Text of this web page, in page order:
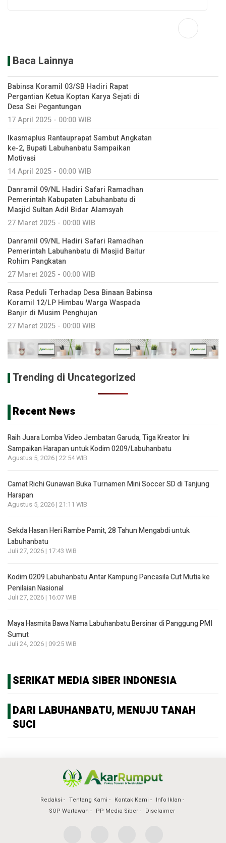
Baca Lainnya
Babinsa Koramil 03/SB Hadiri Rapat
Pergantian Ketua Koptan Karya Sejati di
Desa Sei Pegantungan
17 April 2025 - 00:00 WIB
Ikasmaplus Rantauprapat Sambut Angkatan
ke-2, Bupati Labuhanbatu Sampaikan
Motivasi
14 April 2025 - 00:00 WIB
Danramil 09/NL Hadiri Safari Ramadhan
Pemerintah Kabupaten Labuhanbatu di
Masjid Sultan Adil Bidar Alamsyah
27 Maret 2025 - 00:00 WIB
Danramil 09/NL Hadiri Safari Ramadhan
Pemerintah Labuhanbatu di Masjid Baitur
Rohim Pangkatan
27 Maret 2025 - 00:00 WIB
Rasa Peduli Terhadap Desa Binaan Babinsa
Koramil 12/LP Himbau Warga Waspada
Banjir di Musim Penghujan
27 Maret 2025 - 00:00 WIB
Trending di Uncategorized
Recent News
Raih Juara Lomba Video Jembatan Garuda, Tiga Kreator Ini
Sampaikan Harapan untuk Kodim 0209/Labuhanbatu
Agustus 5, 2026 | 22:54 WIB
Camat Richi Gunawan Buka Turnamen Mini Soccer SD di Tanjung
Harapan
Agustus 5, 2026 | 21:11 WIB
Sekda Hasan Heri Rambe Pamit, 28 Tahun Mengabdi untuk
Labuhanbatu
Juli 27, 2026 | 17:43 WIB
Kodim 0209 Labuhanbatu Antar Kampung Pancasila Cut Mutia ke
Penilaian Nasional
Juli 27, 2026 | 16:07 WIB
Maya Hasmita Bawa Nama Labuhanbatu Bersinar di Panggung PMI
Sumut
Juli 24, 2026 | 09:25 WIB
SERIKAT MEDIA SIBER INDONESIA
DARI LABUHANBATU, MENUJU TANAH
SUCI
Redaksi Tentang Kami Kontak Kami
Info Iklan
SOP Wartawan
PP Media Siber Disclaimer